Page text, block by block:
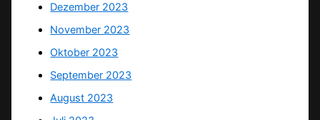
Dezember 2023
November 2023
Oktober 2023
September 2023
August 2023